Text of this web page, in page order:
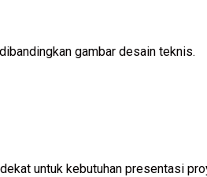
gambar desain teknis.
untuk kebutuhan presentasi